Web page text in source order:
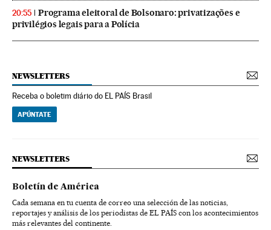
20:55
Programa eleitoral de Bolsonaro: privatizações e
privilégios legais para a Polícia
NEWSLETTERS
Receba o boletim diário do EL PAÍS Brasil
APÚNTATE
NEWSLETTERS
Boletín de América
Cada semana en tu cuenta de correo una selección de las noticias,
reportajes y análisis de los periodistas de EL PAÍS con los acontecimientos
más relevantes del continente.